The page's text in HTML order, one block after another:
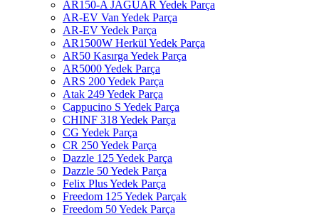
AR150-A JAGUAR Yedek Parça
AR-EV Van Yedek Parça
AR-EV Yedek Parça
AR1500W Herkül Yedek Parça
AR50 Kasırga Yedek Parça
AR5000 Yedek Parça
ARS 200 Yedek Parça
Atak 249 Yedek Parça
Cappucino S Yedek Parça
CHINF 318 Yedek Parça
CG Yedek Parça
CR 250 Yedek Parça
Dazzle 125 Yedek Parça
Dazzle 50 Yedek Parça
Felix Plus Yedek Parça
Freedom 125 Yedek Parçak
Freedom 50 Yedek Parça